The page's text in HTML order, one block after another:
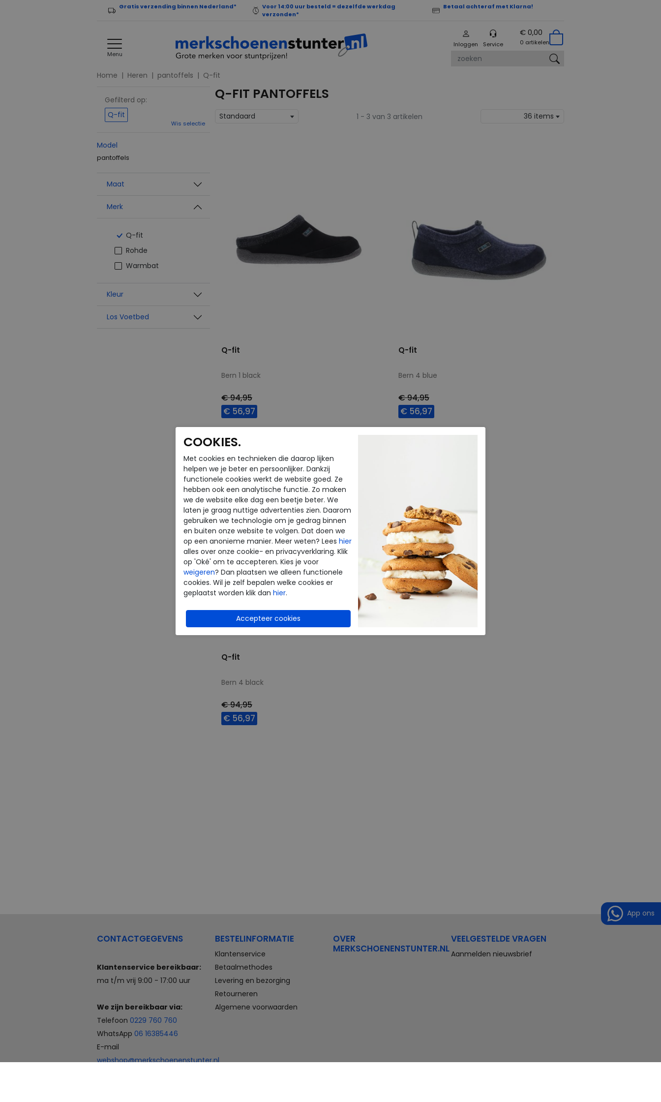
Gratis verzending binnen Nederland*
Voor 14:00 uur besteld = dezelfde werkdag
verzonden*
Betaal achteraf met Klarna!
Menu
Inloggen Service
€ 0,00
0 artikelen
Home Heren pantoffels Q-fit
Gefilterd op:
Q-fit
Wis selectie
Model
pantoffels
Maat
Merk
Q-fit
Rohde
Warmbat
Kleur
Los Voetbed
Q-FIT PANTOFFELS
Standaard 1 - 3 van 3 artikelen 36 items
Q-fit
Bern 1 black
€ 94,95
€ 56,97
Beschikbare maten
46
Q-fit
Bern 4 blue
€ 94,95
€ 56,97
Beschikbare maten
Q-fit
Bern 4 black
€ 94,95
€ 56,97
CONTACTGEGEVENS
Klantenservice bereikbaar:
ma t/m vrij 9:00 - 17:00 uur
We zijn bereikbaar via:
Telefoon 0229 760 760
WhatsApp 06 16385446
E-mail
webshop@merkschoenenstunter.nl
BESTELINFORMATIE
Klantenservice
Betaalmethodes
Levering en bezorging
Retourneren
Algemene voorwaarden
OVER
MERKSCHOENENSTUNTER.NL
VEELGESTELDE VRAGEN
Aanmelden nieuwsbrief
App ons
COOKIES.
Met cookies en technieken die daarop lijken
helpen we je beter en persoonlijker. Dankzij
functionele cookies werkt de website goed. Ze
hebben ook een analytische functie. Zo maken
we de website elke dag een beetje beter. We
laten je graag nuttige advertenties zien. Daarom
gebruiken we technologie om je gedrag binnen
en buiten onze website te volgen. Dat doen we
op een anonieme manier. Meer weten? Lees hier
alles over onze cookie- en privacyverklaring. Klik
op 'Oké' om te accepteren. Kies je voor
weigeren? Dan plaatsen we alleen functionele
cookies. Wil je zelf bepalen welke cookies er
geplaatst worden klik dan hier.